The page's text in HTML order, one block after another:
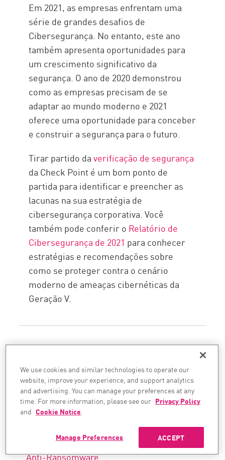
Em 2021, as empresas enfrentam uma
série de grandes desafios de
Cibersegurança. No entanto, este ano
também apresenta oportunidades para
um crescimento significativo da
segurança. O ano de 2020 demonstrou
como as empresas precisam de se
adaptar ao mundo moderno e 2021
oferece uma oportunidade para conceber
e construir a segurança para o futuro.
Tirar partido daverificação de segurança
da Check Point é um bom ponto de
partida para identificar e preencher as
lacunas na sua estratégia de
cibersegurança corporativa. Você
também pode conferir o Relatório de
Cibersegurança de 2021 para conhecer
estratégias e recomendações sobre
como se proteger contra o cenário
moderno de ameaças cibernéticas da
Geração V.
Iniciar
Check Point: Security Architecture
Proteção de dia zero
Anti-Ransomware
We use cookies and similar technologies to operate our
website, improve your experience, and support analytics
and advertising. You can manage your preferences at any
time. For more information, please see our Privacy Policy
and Cookie Notice.
ACCEPT
Manage Preferences